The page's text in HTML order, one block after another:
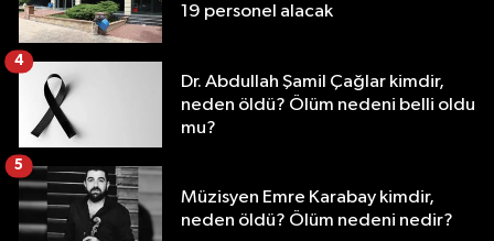
19 personel alacak
Dr. Abdullah Şamil Çağlar kimdir,
neden öldü? Ölüm nedeni belli oldu
mu?
4
Müzisyen Emre Karabay kimdir,
neden öldü? Ölüm nedeni nedir?
5